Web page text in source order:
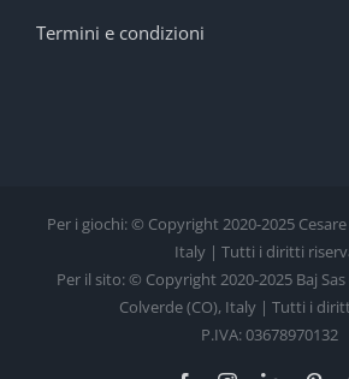
Termini e condizioni
Per i giochi: © Copyright 2020-2025
Italy | Tutti i diritti
Per il sito: © Copyright 2020-2025 Baj
Colverde (CO), Italy | Tutti i
P.IVA: 03678970132